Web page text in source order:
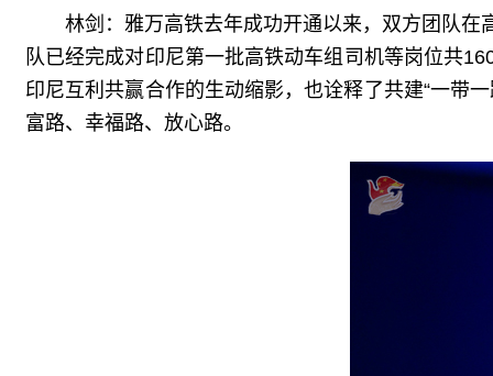
林剑：雅万高铁去年成功开通以来，双方团队
队已经完成对印尼第一批高铁动车组司机等岗位共
印尼互利共赢合作的生动缩影，也诠释了共建“一带
富路、幸福路、放心路。